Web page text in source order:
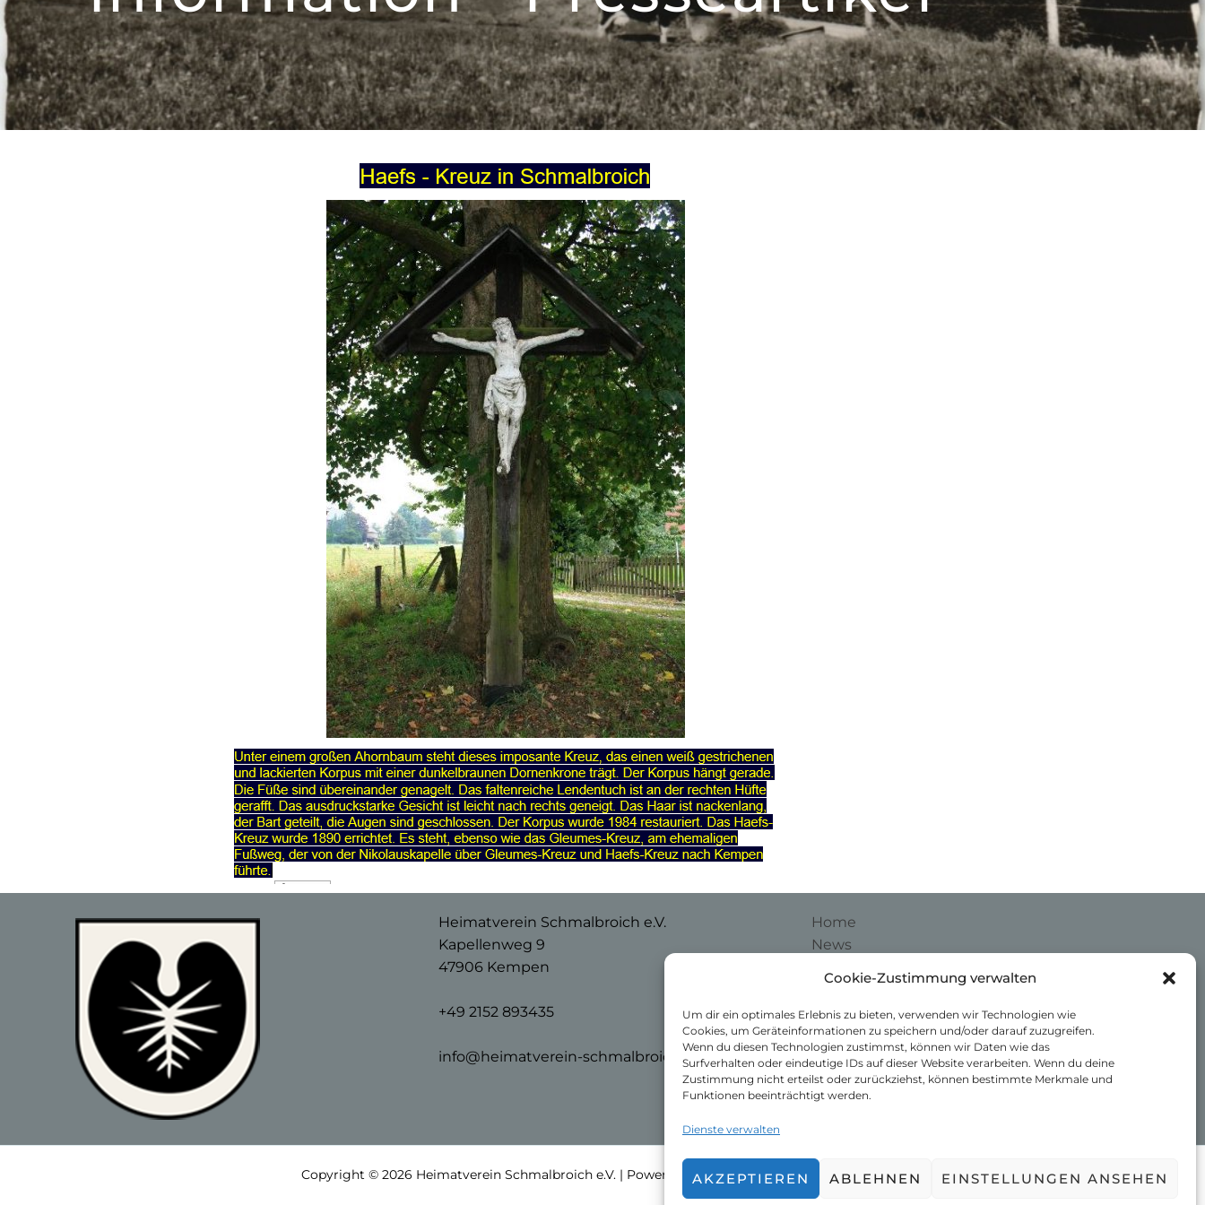
Cookie-Zustimmung verwalten
Um dir ein optimales Erlebnis zu bieten, verwenden wir Technologien wie
Cookies, um Geräteinformationen zu speichern und/oder darauf zuzugreifen.
Wenn du diesen Technologien zustimmst, können wir Daten wie das
Surfverhalten oder eindeutige IDs auf dieser Website verarbeiten. Wenn du deine
Zustimmung nicht erteilst oder zurückziehst, können bestimmte Merkmale und
Funktionen beeinträchtigt werden.
Dienste verwalten
AKZEPTIEREN ABLEHNEN EINSTELLUNGEN ANSEHEN
Heimatverein Schmalbroich e.V.
Kapellenweg 9
47906 Kempen
+49 2152 893435
info@heimatverein-schmalbroich.de
Home
News
Impressum
Datenschutzerklärung
Cookie-Richtlinie (EU)
Copyright © 2026 Heimatverein Schmalbroich e.V. | Powered by Heimatverein Schmalbroich e.V.